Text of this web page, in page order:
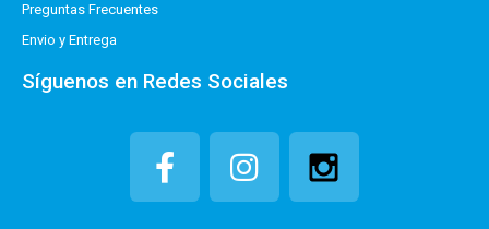
Preguntas Frecuentes
Envio y Entrega
Síguenos en Redes Sociales